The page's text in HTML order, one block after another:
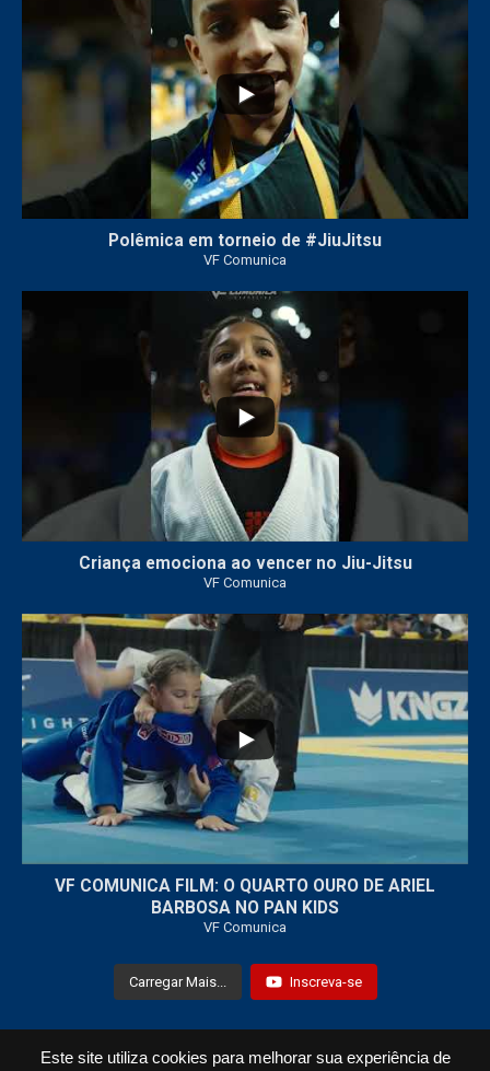
Este site utiliza cookies para melhorar sua experiência de
Polêmica em torneio de #JiuJitsu
VF Comunica
Criança emociona ao vencer no Jiu-Jitsu
VF Comunica
...
VF COMUNICA FILM: O QUARTO OURO DE ARIEL
BARBOSA NO PAN KIDS
VF Comunica
Carregar Mais... Inscreva-se